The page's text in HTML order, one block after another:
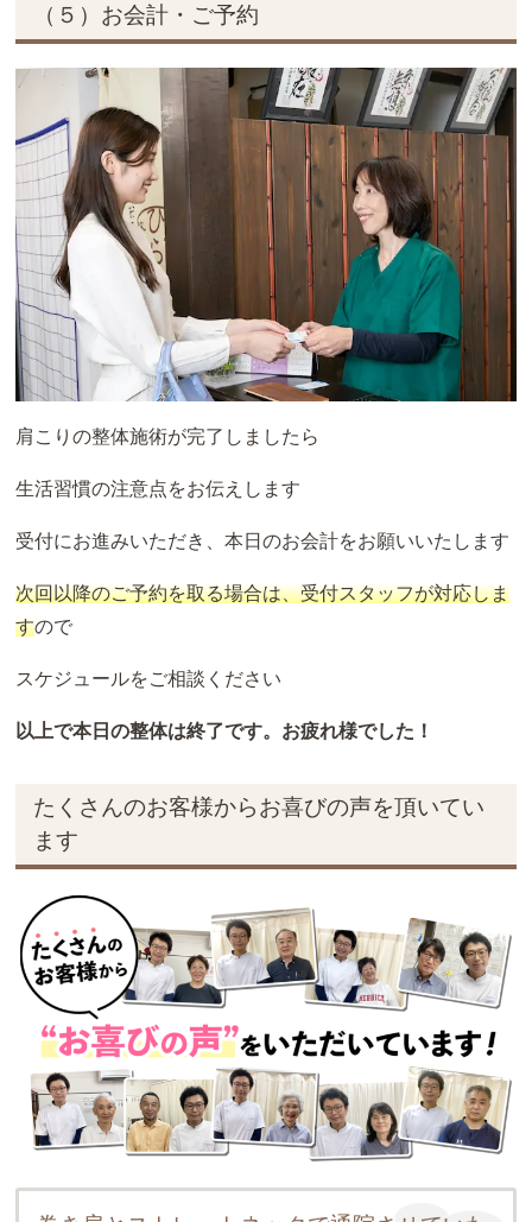
（５）お会計・ご予約
肩こりの整体施術が完了しましたら
生活習慣の注意点をお伝えします
受付にお進みいただき、本日のお会計をお願いいたします
次回以降のご予約を取る場合は、受付スタッフが対応しま
すので
スケジュールをご相談ください
以上で本日の整体は終了です。お疲れ様でした！
たくさんのお客様からお喜びの声を頂いてい
ます